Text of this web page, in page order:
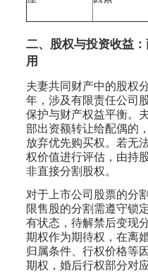
二、股权与投资收益
用
夫妻共同财产中的股权
年，涉及有限责任公司
保护与财产权益平衡。
部出资额转让给配偶的
放弃优先购买权。若无
权价值进行评估，由持
非直接分割股权。
对于上市公司股票的分
限售股的分割需遵守锁
有状态，待解禁后变现
期权作为期待权，在离
归属条件、行权价格等
期权，婚后行权部分对